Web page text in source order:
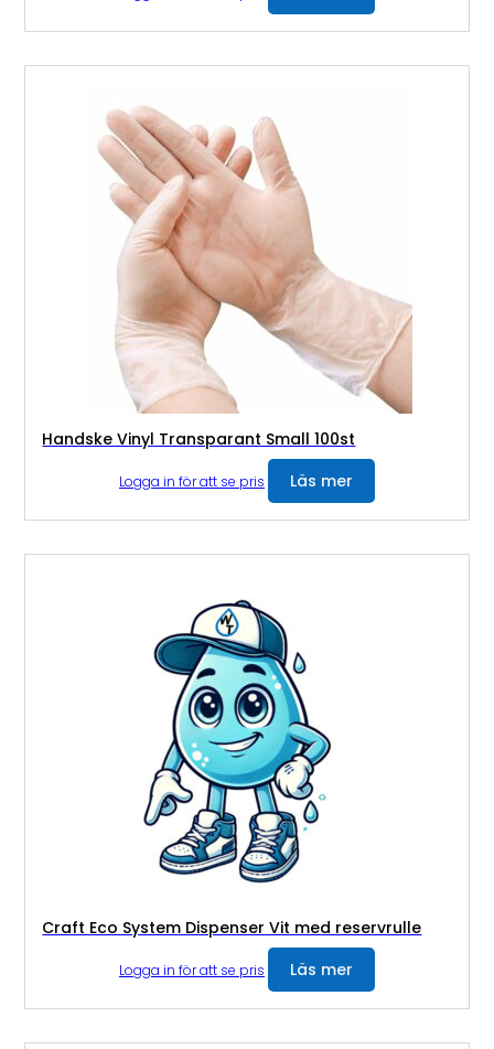
Handske Vinyl Transparant Small 100st
Logga in för att se pris Läs mer
Craft Eco System Dispenser Vit med reservrulle
Logga in för att se pris Läs mer